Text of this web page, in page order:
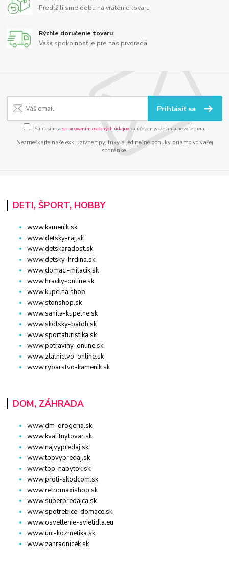
Predĺžili sme dobu na vrátenie tovaru
Rýchle doručenie tovaru
Vaša spokojnosť je pre nás prvoradá
Prihlásiť sa
Súhlasím sospracovaním osobných údajov za účelom zasielania newslettera.
Nezmeškajte naše exkluzívne tipy, triky a jedinečné ponuky priamo vo vašej
schránke.
DETI, ŠPORT, HOBBY
www.kamenik.sk
www.detsky-raj.sk
www.detskaradost.sk
www.detsky-hrdina.sk
www.domaci-milacik.sk
www.hracky-online.sk
www.kupelna.shop
www.stonshop.sk
www.sanita-kupelne.sk
www.skolsky-batoh.sk
www.sportaturistika.sk
www.potraviny-online.sk
www.zlatnictvo-online.sk
www.rybarstvo-kamenik.sk
DOM, ZÁHRADA
www.dm-drogeria.sk
www.kvalitnytovar.sk
www.najvypredaj.sk
www.topvypredaj.sk
www.top-nabytok.sk
www.proti-skodcom.sk
www.retromaxishop.sk
www.superpredajca.sk
www.spotrebice-domace.sk
www.osvetlenie-svietidla.eu
www.uni-kozmetika.sk
www.zahradnicek.sk